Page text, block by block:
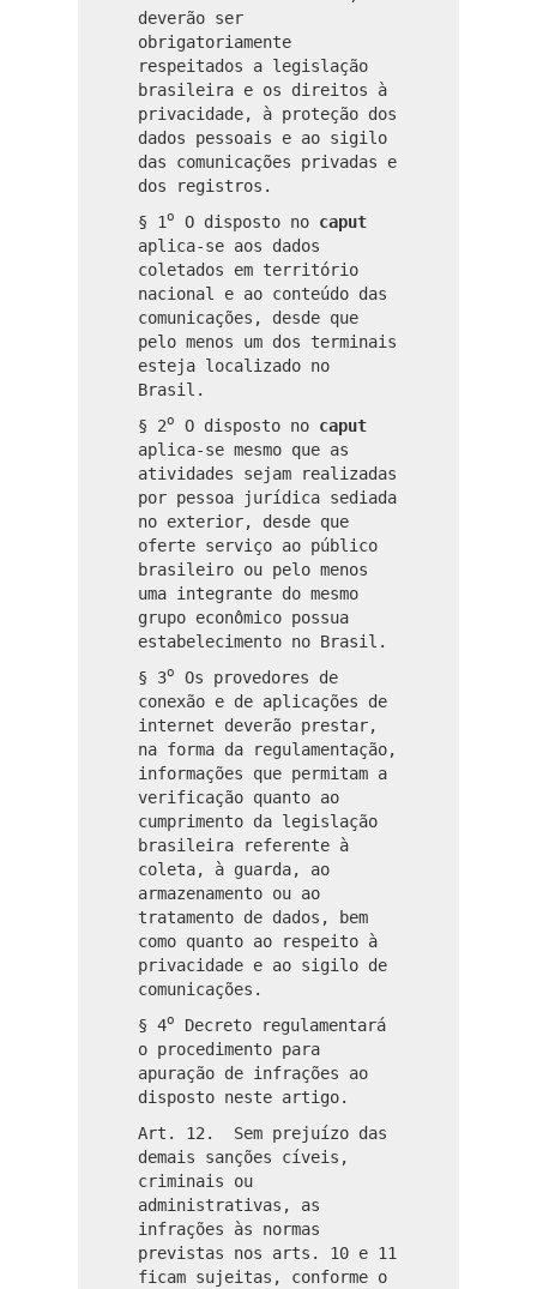
deverão ser
obrigatoriamente
respeitados a legislação
brasileira e os direitos à
privacidade, à proteção dos
dados pessoais e ao sigilo
das comunicações privadas e
dos registros.
§ 1o O disposto no caput
aplica-se aos dados
coletados em território
nacional e ao conteúdo das
comunicações, desde que
pelo menos um dos terminais
esteja localizado no
Brasil.
§ 2o O disposto no caput
aplica-se mesmo que as
atividades sejam realizadas
por pessoa jurídica sediada
no exterior, desde que
oferte serviço ao público
brasileiro ou pelo menos
uma integrante do mesmo
grupo econômico possua
estabelecimento no Brasil.
§ 3o
Os provedores de
conexão e de aplicações de
internet deverão prestar,
na forma da regulamentação,
informações que permitam a
verificação quanto ao
cumprimento da legislação
brasileira referente à
coleta, à guarda, ao
armazenamento ou ao
tratamento de dados, bem
como quanto ao respeito à
privacidade e ao sigilo de
comunicações.
§ 4o
Decreto regulamentará
o procedimento para
apuração de infrações ao
disposto neste artigo.
Art. 12. Sem prejuízo das
demais sanções cíveis,
criminais ou
administrativas, as
infrações às normas
previstas nos arts. 10 e 11
ficam sujeitas, conforme o